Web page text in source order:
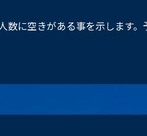
に空きがある事を示します。